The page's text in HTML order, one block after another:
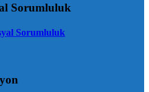
Sorumluluk
Sorumluluk